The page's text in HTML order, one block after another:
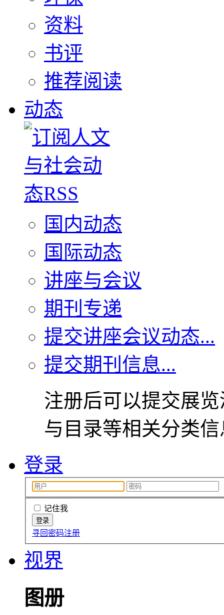
资料
书评
推荐阅读
动态
国内动态
国际动态
讲座与会议
期刊专递
提交讲座会议动态...
提交期刊信息...
注册后可以提交展
与目录等相关分类
登录
记住我
寻回密码注册
视界
图册